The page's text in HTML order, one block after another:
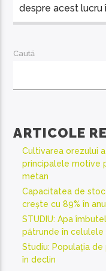
despre acest lucru
Caută
ARTICOLE
Cultivarea orezului
principalele motive
metan
Capacitatea de
crește cu 89% în
STUDIU: Apa
pătrunde în celulele
Studiu: Populația
în declin